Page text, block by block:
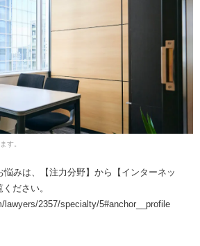
す。
みは、【注力分野】から【インターネッ
ださい。
lawyers/2357/specialty/5#anchor__profile